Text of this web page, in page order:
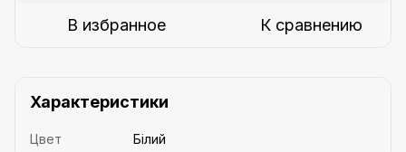
В избранное К сравнению
Характеристики
Цвет Білий